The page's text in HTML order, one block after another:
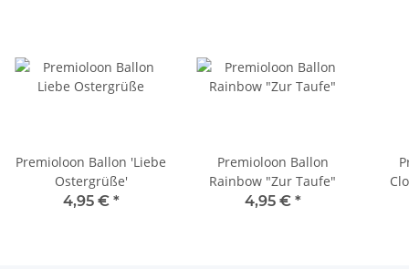
Premioloon Ballon 'Liebe
Ostergrüße'
4,95 € *
Premioloon Ballon
Rainbow "Zur Taufe"
4,95 € *